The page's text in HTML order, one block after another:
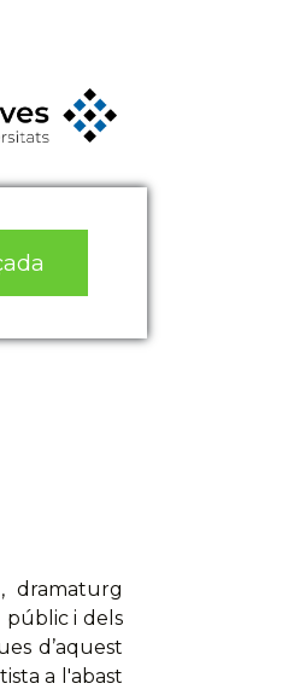
dramaturg
públic i dels
d’aquest
a l'abast